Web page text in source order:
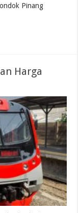
Pinang
Harga